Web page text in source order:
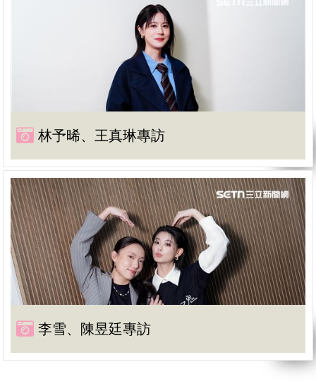
林予晞、王真琳專訪
李雪、陳昱廷專訪